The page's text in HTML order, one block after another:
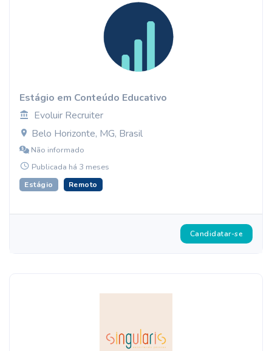
Estágio em Conteúdo Educativo
Evoluir Recruiter
Belo Horizonte, MG, Brasil
Não informado
Publicada há 3 meses
Estágio Remoto
Candidatar-se